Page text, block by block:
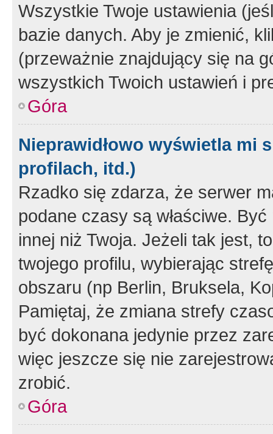
Wszystkie Twoje ustawienia
bazie danych. Aby je zmienić,
(przeważnie znajdujący się na
wszystkich Twoich ustawień i
Góra
Nieprawidłowo wyświetla mi
profilach, itd.)
Rzadko się zdarza, że serwer
podane czasy są właściwe.
innej niż Twoja. Jeżeli tak jest,
twojego profilu, wybierając
obszaru (np Berlin, Bruksela,
Pamiętaj, że zmiana strefy
być dokonana jedynie przez
więc jeszcze się nie
zrobić.
Góra